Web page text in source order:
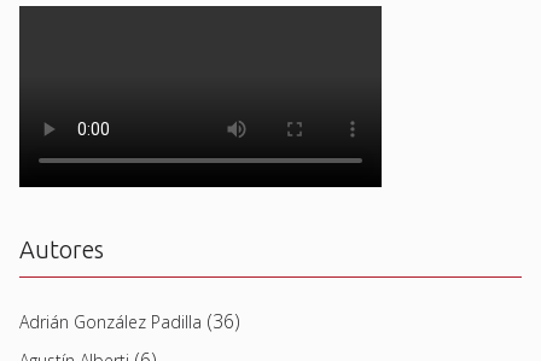
Autores
Adrián González Padilla (36)